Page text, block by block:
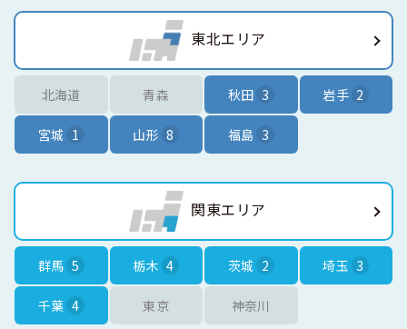
東北エリア
北海道 青森 秋田 3 岩手 2
宮城 1 山形 8 福島 3
関東エリア
群馬 5 栃木 4 茨城 2 埼玉 3
千葉 4 東京 神奈川